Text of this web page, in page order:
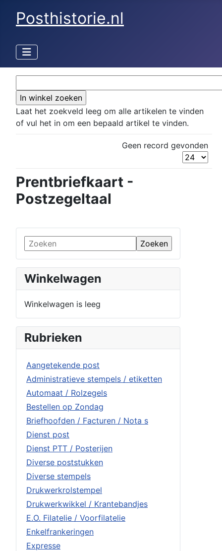
Posthistorie.nl
Winkelwagen
Winkelwagen is leeg
Rubrieken
Aangetekende post
Administratieve stempels / etiketten
Automaat / Rolzegels
Bestellen op Zondag
Briefhoofden / Facturen / Nota s
Dienst post
Dienst PTT / Posterijen
Diverse poststukken
Diverse stempels
Drukwerkrolstempel
Drukwerkwikkel / Krantebandjes
E.O. Filatelie / Voorfilatelie
Enkelfrankeringen
Expresse
Laat het zoekveld leeg om alle artikelen te vinden
of vul het in om een bepaald artikel te vinden.
Geen record gevonden
Prentbriefkaart -
Postzegeltaal